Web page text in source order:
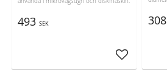
493 SEK
Lägg till i
308